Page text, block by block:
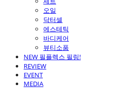
오일
닥터셀
에스테틱
바디케어
뷰티소품
NEW 필플렉스 필링!
REVIEW
EVENT
MEDIA